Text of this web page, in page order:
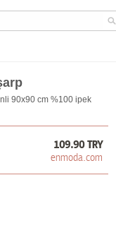
90x90 cm %100 ipek
109.90 TRY
enmoda.com